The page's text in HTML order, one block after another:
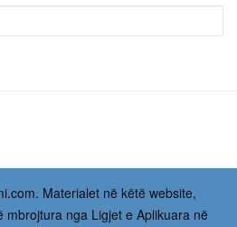
Materialet në këtë website,
mbrojtura nga Ligjet e Aplikuara në